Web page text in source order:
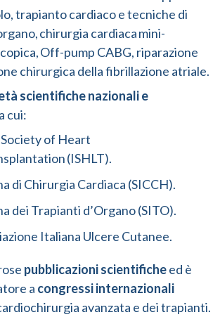
trapianto cardiaco e tecniche di
chirurgia cardiaca mini-
Off-pump CABG, riparazione
chirurgica della fibrillazione atriale.
scientifiche nazionali e
cui:
of Heart
(ISHLT).
di Chirurgia Cardiaca (SICCH).
dei Trapianti d’Organo (SITO).
Italiana Ulcere Cutanee.
pubblicazioni scientificheed è
a congressi internazionali
avanzata e dei trapianti.